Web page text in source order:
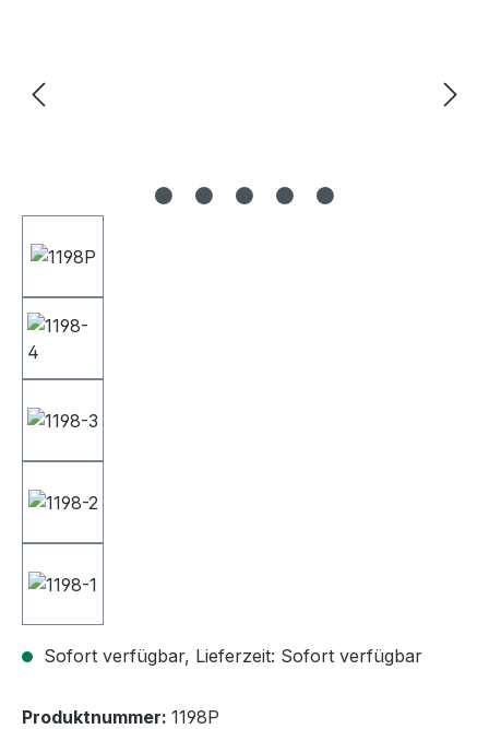
Sofort verfügbar, Lieferzeit: Sofort verfügbar
Produktnummer: 1198P